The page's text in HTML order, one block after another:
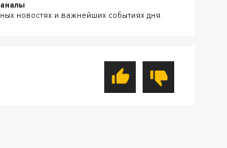
новостях и важнейших событиях дня.